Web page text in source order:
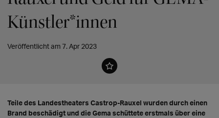
Künstler*innen
Veröffentlicht am 7. Apr 2023
Teile des Landestheaters Castrop-Rauxel wurden durch einen
Brand beschädigt und die Gema schüttete erstmals über eine